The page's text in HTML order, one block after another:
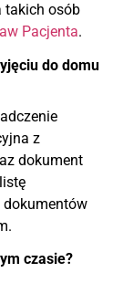
takich osób
Pacjenta.
do domu
z
dokument
dokumentów
czasie?